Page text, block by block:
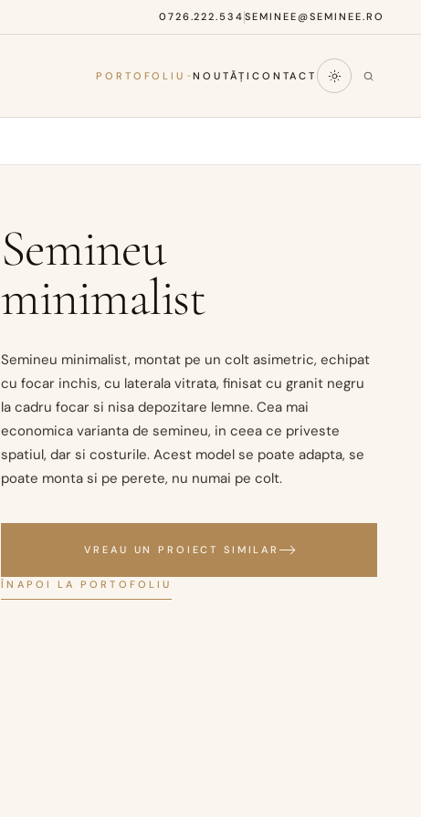
0726.222.534 SEMINEE@SEMINEE.RO
PORTOFOLIU NOUTĂȚI CONTACT
Semineu
minimalist
Semineu minimalist, montat pe un colt asimetric, echipat
cu focar inchis, cu laterala vitrata, finisat cu granit negru
la cadru focar si nisa depozitare lemne. Cea mai
economica varianta de semineu, in ceea ce priveste
spatiul, dar si costurile. Acest model se poate adapta, se
poate monta si pe perete, nu numai pe colt.
VREAU UN PROIECT SIMILAR
ÎNAPOI LA PORTOFOLIU